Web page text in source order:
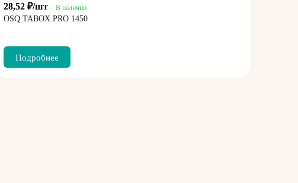
28,52 ₽/шт В наличии
OSQ TABOX PRO 1450
Подробнее